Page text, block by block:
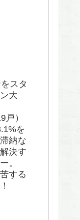
スタ
大
）
を
納な
決す
。
する